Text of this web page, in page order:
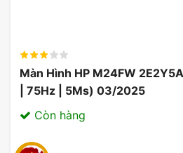
Màn Hình HP M24FW
| 75Hz | 5Ms) 03/2025
Còn hàng